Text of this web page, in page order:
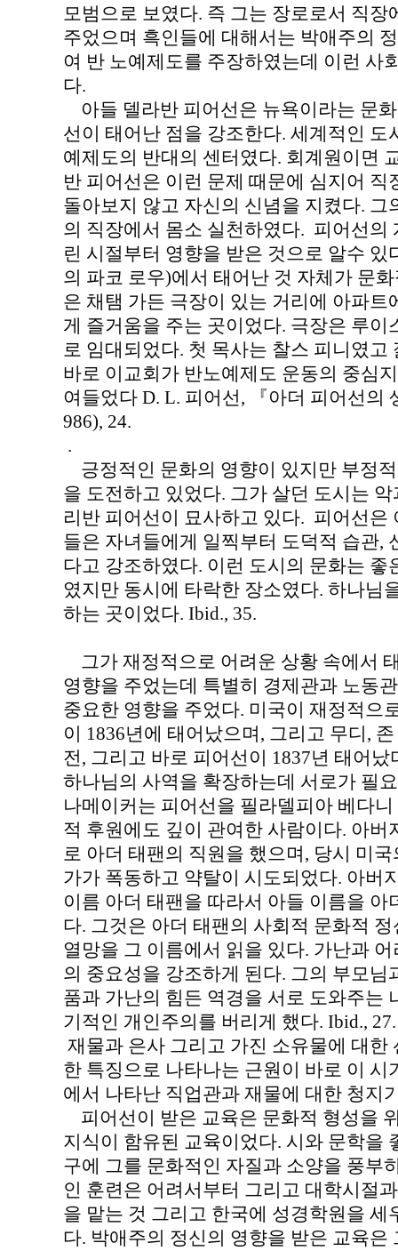
모범으로 보였다. 즉 그는 장로로서 직
주었으며 흑인들에 대해서는 박애주의
여 반 노예제도를 주장하였는데 이런 사
다.
아들 델라반 피어선은 뉴욕이라는 문
선이 태어난 점을 강조한다. 세계적인
예제도의 반대의 센터였다. 회계원이면
반 피어선은 이런 문제 때문에 심지어
돌아보지 않고 자신의 신념을 지켰다.
의 직장에서 몸소 실천하였다. 피어선의
린 시절부터 영향을 받은 것으로 알수
의 파코 로우)에서 태어난 것 자체가 문
은 채탬 가든 극장이 있는 거리에 아파
게 즐거움을 주는 곳이었다. 극장은 루이
로 임대되었다. 첫 목사는 찰스 피니였
바로 이교회가 반노예제도 운동의 중심
여들었다 D. L. 피어선, 『아더 피어선의
986), 24.
.
긍정적인 문화의 영향이 있지만 부정
을 도전하고 있었다. 그가 살던 도시는
리반 피어선이 묘사하고 있다. 피어선은
들은 자녀들에게 일찍부터 도덕적 습관,
다고 강조하였다. 이런 도시의 문화는 좋
였지만 동시에 타락한 장소였다. 하나님
하는 곳이었다. Ibid., 35.
그가 재정적으로 어려운 상황 속에서
영향을 주었는데 특별히 경제관과 노동
중요한 영향을 주었다. 미국이 재정적으
이 1836년에 태어났으며, 그리고 무디,
전, 그리고 바로 피어선이 1837년 태어
하나님의 사역을 확장하는데 서로가 필
나메이커는 피어선을 필라델피아 베다
적 후원에도 깊이 관여한 사람이다. 아
로 아더 태팬의 직원을 했으며, 당시 미
가가 폭동하고 약탈이 시도되었다. 아버
이름 아더 태팬을 따라서 아들 이름을
다. 그것은 아더 태팬의 사회적 문화적
열망을 그 이름에서 읽을 있다. 가난과
의 중요성을 강조하게 된다. 그의 부모님
품과 가난의 힘든 역경을 서로 도와주는
기적인 개인주의를 버리게 했다. Ibid., 27.
재물과 은사 그리고 가진 소유물에 대한
한 특징으로 나타나는 근원이 바로 이
에서 나타난 직업관과 재물에 대한 청지
피어선이 받은 교육은 문화적 형성을
지식이 함유된 교육이었다. 시와 문학을
구에 그를 문화적인 자질과 소양을 풍부
인 훈련은 어려서부터 그리고 대학시절
을 맡는 것 그리고 한국에 성경학원을
다. 박애주의 정신의 영향을 받은 교육은